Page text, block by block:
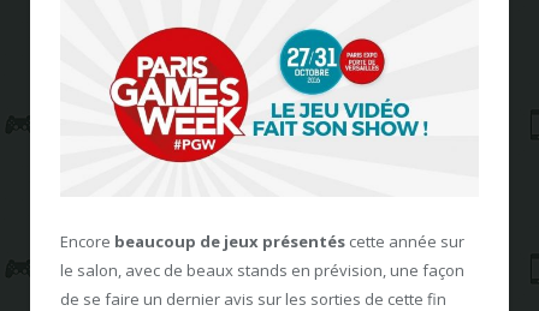
Encore beaucoup de jeux présentés cette année sur
le salon, avec de beaux stands en prévision, une façon
de se faire un dernier avis sur les sorties de cette fin